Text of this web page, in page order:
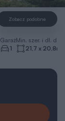
Zobacz podobne
Garaż
1
Min. szer. i dł.
21,7 x 20,8m